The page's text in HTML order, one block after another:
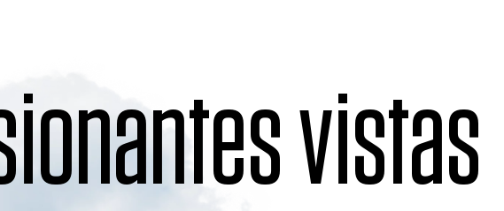
vistas